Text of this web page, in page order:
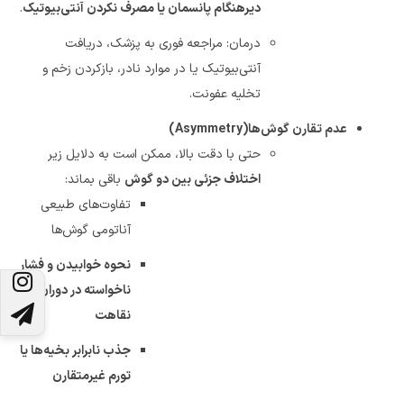
دیرهنگام پانسمان یا مصرف نکردن آنتی‌بیوتیک.
درمان: مراجعه فوری به پزشک، دریافت
آنتی‌بیوتیک یا در موارد نادر، بازکردن زخم و
تخلیه عفونت.
عدم تقارن گوش‌ها(Asymmetry)
حتی با دقت بالا، ممکن است به دلایل زیر
اختلاف جزئی بین دو گوش باقی بماند:
تفاوت‌های طبیعی
آناتومی گوش‌ها
نحوه خوابیدن و فشار
ناخواسته در دوران
نقاهت
جذب نابرابر بخیه‌ها یا
تورم غیرمتقارن